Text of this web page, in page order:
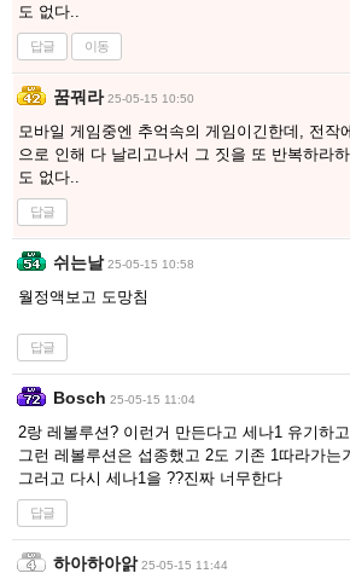
도 없다..
답글 이동
꿈꿔라 25-05-15 10:50
모바일 게임중엔 추억속의 게임이긴한데, 전작
으로 인해 다 날리고나서 그 짓을 또 반복하라
도 없다..
답글
쉬는날 25-05-15 10:58
월정액보고 도망침
답글
Bosch 25-05-15 11:04
2랑 레볼루션? 이런거 만든다고 세나1 유기하
그런 레볼루션은 섭종했고 2도 기존 1따라가는
그러고 다시 세나1을 ??진짜 너무한다
답글
하아하아앍 25-05-15 11:44